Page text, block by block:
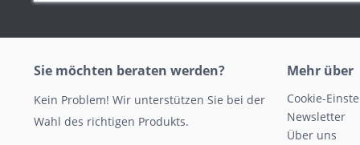
Sie möchten beraten werden?
Kein Problem! Wir unterstützen Sie bei der
Wahl des richtigen Produkts.
Mehr über
Cookie-
Newsletter
Über uns